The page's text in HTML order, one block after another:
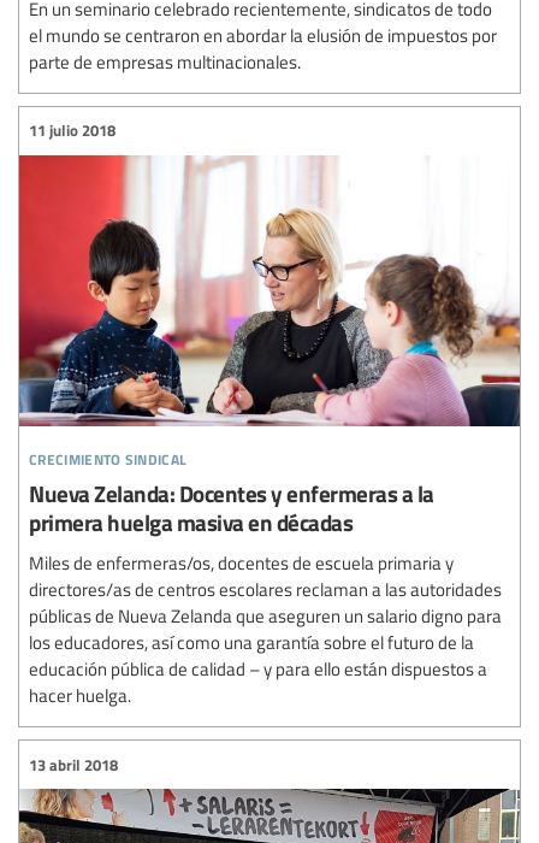
En un seminario celebrado recientemente, sindicatos de todo
el mundo se centraron en abordar la elusión de impuestos por
parte de empresas multinacionales.
crecimiento sindical
11 julio 2018
Nueva Zelanda: Docentes y enfermeras a la
primera huelga masiva en décadas
Miles de enfermeras/os, docentes de escuela primaria y
directores/as de centros escolares reclaman a las autoridades
públicas de Nueva Zelanda que aseguren un salario digno para
los educadores, así como una garantía sobre el futuro de la
educación pública de calidad – y para ello están dispuestos a
hacer huelga.
13 abril 2018